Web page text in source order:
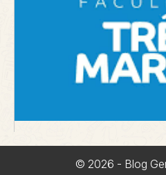
© 2026 - Blog